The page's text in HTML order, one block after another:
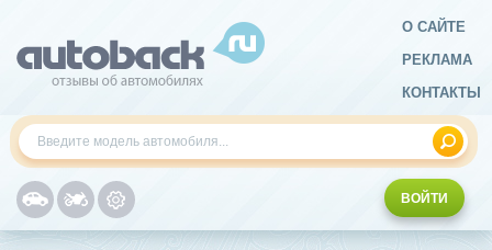
О САЙТЕ
РЕКЛАМА
КОНТАКТЫ
ВОЙТИ